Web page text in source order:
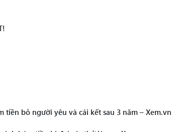
bỏ người yêu và cái kết sau 3 năm – Xem.vn